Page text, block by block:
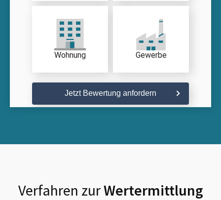
Wohnung Gewerbe
Jetzt Bewertung anfordern
Verfahren zurWertermittlung